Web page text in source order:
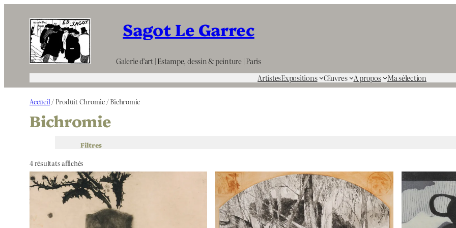
contenu
Sagot Le Garrec
Galerie d’art | Estampe, dessin & peinture | Paris
ArtistesExpositions Œuvres A propos Ma sélection
Accueil / Produit Chromie / Bichromie
Bichromie
Filtres
4 résultats affichés